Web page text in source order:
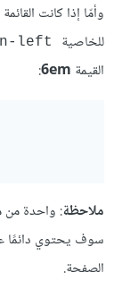
وأمّا إذا كانت
للخاصية
القيمة 6em
:
ملاحظة
سوف يحتوي دائمًا
الصفحة.